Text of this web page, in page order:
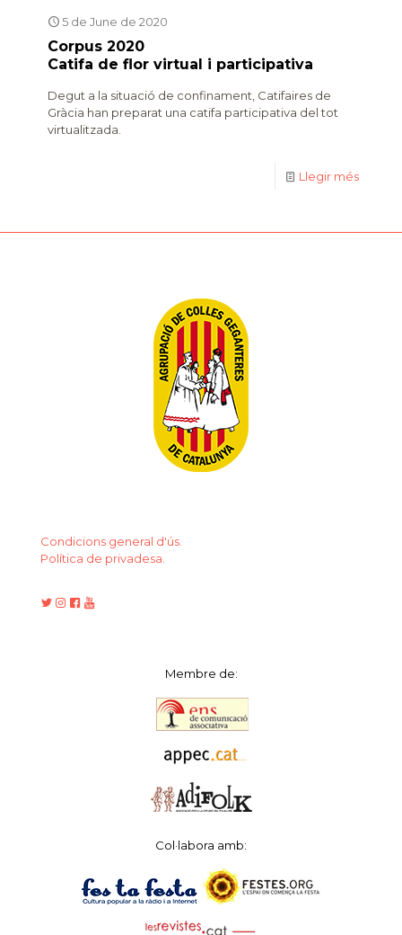
5 de June de 2020
Corpus 2020
Catifa de flor virtual i participativa
Degut a la situació de confinament, Catifaires de
Gràcia han preparat una catifa participativa del tot
virtualitzada.
Llegir més
Condicions general d'ús.
Política de privadesa.
Membre de:
Col·labora amb: